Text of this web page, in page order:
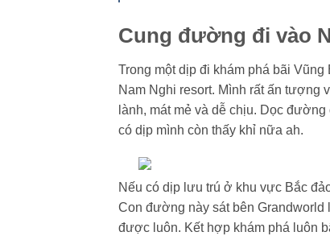
Cung đường đi vào
Trong một dịp đi khám phá bãi
Nam Nghi resort. Mình rất ấn tượng
lành, mát mẻ và dễ chịu. Dọc
có dịp mình còn thấy khỉ nữa ah.
Nếu có dịp lưu trú ở khu vực Bắc
Con đường này sát bên Grandworld
được luôn. Kết hợp khám phá luôn